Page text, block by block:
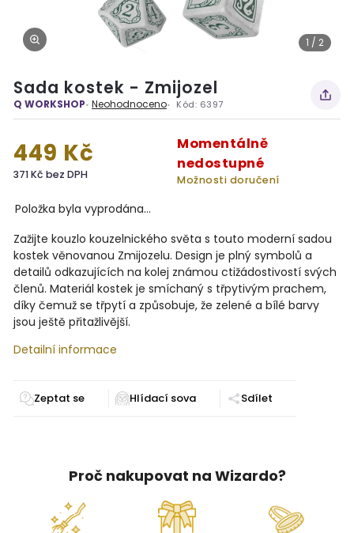
1 / 2
Sada kostek - Zmijozel
Q WORKSHOP Neohodnoceno Kód: 6397
449 Kč
371 Kč bez DPH
Momentálně
nedostupné
Možnosti doručení
Položka byla vyprodána…
Zažijte kouzlo kouzelnického světa s touto moderní sadou
kostek věnovanou Zmijozelu. Design je plný symbolů a
detailů odkazujících na kolej známou ctižádostivostí svých
členů. Materiál kostek je smíchaný s třpytivým prachem,
díky čemuž se třpytí a způsobuje, že zelené a bílé barvy
jsou ještě přitažlivější.
Detailní informace
Zeptat se Sdílet
Proč nakupovat na Wizardo?